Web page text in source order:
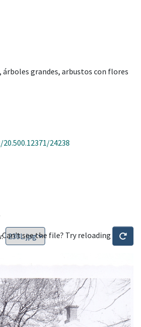
árboles grandes, arbustos con flores
24238
Can't see the file? Try reloading